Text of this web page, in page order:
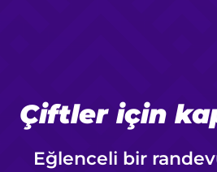
Çiftler için
Eğlenceli bir